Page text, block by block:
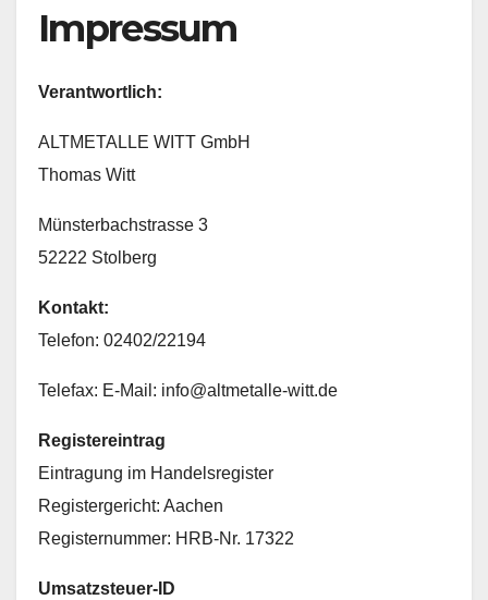
Impressum
Verantwortlich:
ALTMETALLE WITT GmbH
Thomas Witt
Münsterbachstrasse 3
52222 Stolberg
Kontakt:
Telefon: 02402/22194
Telefax: E-Mail: info@altmetalle-witt.de
Registereintrag
Eintragung im Handelsregister
Registergericht: Aachen
Registernummer: HRB-Nr. 17322
Umsatzsteuer-ID